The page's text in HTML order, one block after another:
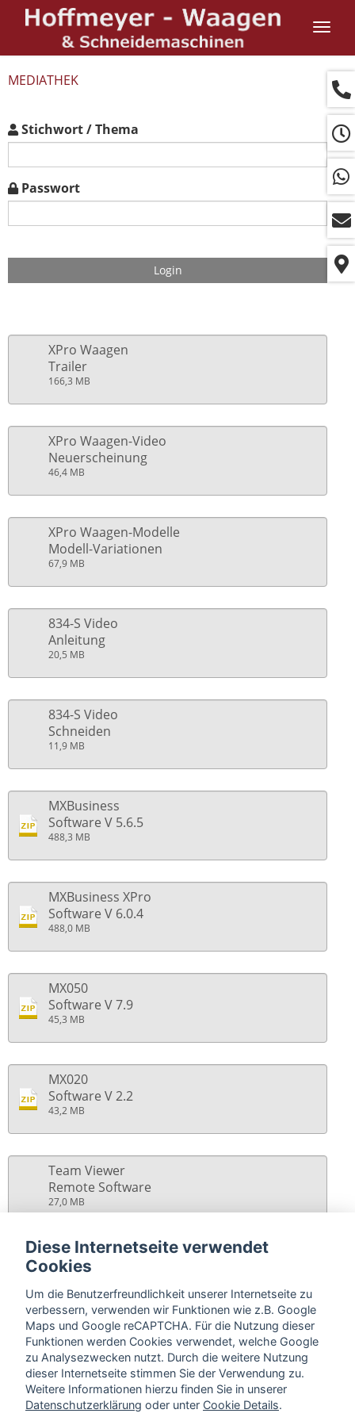
MEDIATHEK
Stichwort / Thema
Passwort
Login
XPro Waagen
Trailer
166,3 MB
XPro Waagen-Video
Neuerscheinung
46,4 MB
XPro Waagen-Modelle
Modell-Variationen
67,9 MB
834-S Video
Anleitung
20,5 MB
834-S Video
Schneiden
11,9 MB
MXBusiness
Software V 5.6.5
488,3 MB
MXBusiness XPro
Software V 6.0.4
488,0 MB
MX050
Software V 7.9
45,3 MB
MX020
Software V 2.2
43,2 MB
Team Viewer
Remote Software
27,0 MB
MXConnect
Software V5.6.2.7
112,0 MB
Unfallschutz Schneidemaschinen VGB19
2,0 MB
Diese Internetseite verwendet
Cookies
Um die Benutzerfreundlichkeit unserer Internetseite zu
verbessern, verwenden wir Funktionen wie z.B. Google
Maps und Google reCAPTCHA. Für die Nutzung dieser
Funktionen werden Cookies verwendet, welche Google
zu Analysezwecken nutzt. Durch die weitere Nutzung
dieser Internetseite stimmen Sie der Verwendung zu.
Weitere Informationen hierzu finden Sie in unserer
Datenschutzerklärung oder unter Cookie Details.